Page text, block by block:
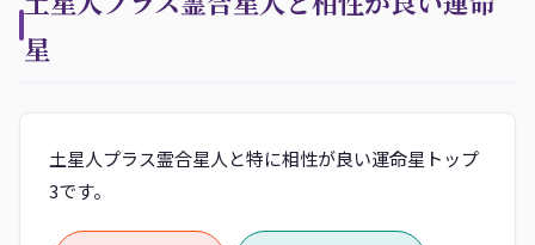
星
土星人プラス霊合星人と特に相性が良い運命星トップ
3です。